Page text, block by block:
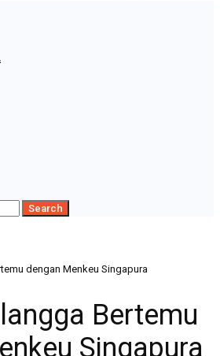
dengan Menkeu Singapura
Bertemu
Singapura